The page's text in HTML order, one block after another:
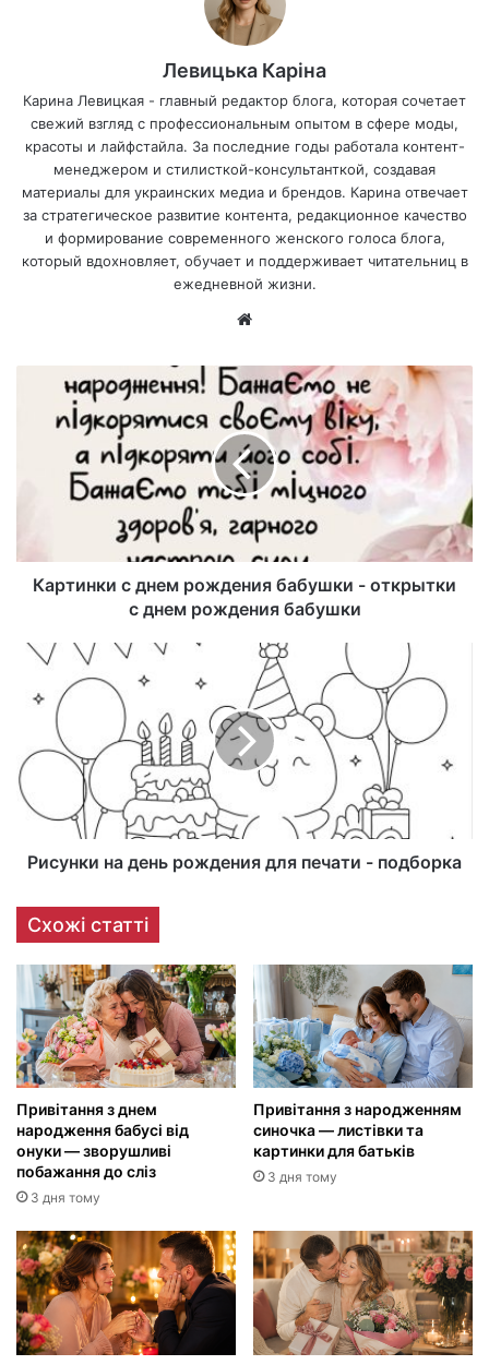
Левицька Каріна
Карина Левицкая - главный редактор блога, которая сочетает
свежий взгляд с профессиональным опытом в сфере моды,
красоты и лайфстайла. За последние годы работала контент-
менеджером и стилисткой-консультанткой, создавая
материалы для украинских медиа и брендов. Карина отвечает
за стратегическое развитие контента, редакционное качество
и формирование современного женского голоса блога,
который вдохновляет, обучает и поддерживает читательниц в
ежедневной жизни.
Картинки с днем рождения бабушки - открытки
с днем рождения бабушки
Рисунки на день рождения для печати - подборка
Схожі статті
Привітання з днем
народження бабусі від
онуки — зворушливі
побажання до сліз
3 дня тому
Привітання з народженням
синочка — листівки та
картинки для батьків
3 дня тому